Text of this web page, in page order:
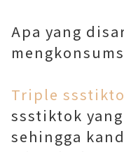
Apa yang
Triple
ssstiktok
sehingga